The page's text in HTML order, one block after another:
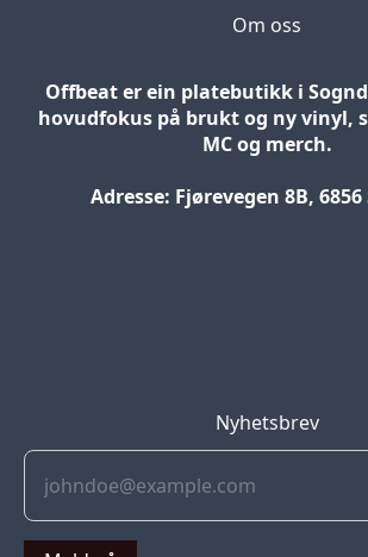
Om oss
Offbeat er ein platebutikk i
hovudfokus på brukt og ny vinyl,
MC og merch.
Adresse: Fjørevegen 8B,
Nyhetsbrev